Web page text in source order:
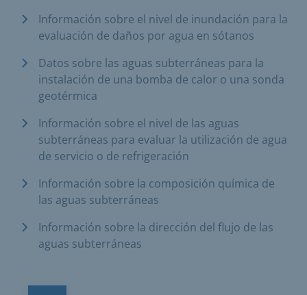
Información sobre el nivel de inundación para la
evaluación de daños por agua en sótanos
Datos sobre las aguas subterráneas para la
instalación de una bomba de calor o una sonda
geotérmica
Información sobre el nivel de las aguas
subterráneas para evaluar la utilización de agua
de servicio o de refrigeración
Información sobre la composición química de
las aguas subterráneas
Información sobre la dirección del flujo de las
aguas subterráneas